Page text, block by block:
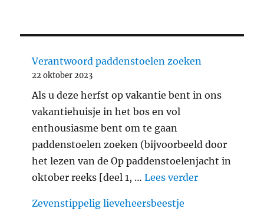
Verantwoord paddenstoelen zoeken
22 oktober 2023
Als u deze herfst op vakantie bent in ons
vakantiehuisje in het bos en vol
enthousiasme bent om te gaan
paddenstoelen zoeken (bijvoorbeeld door
het lezen van de Op paddenstoelenjacht in
oktober reeks [deel 1, …Lees verder
Zevenstippelig lieveheersbeestje